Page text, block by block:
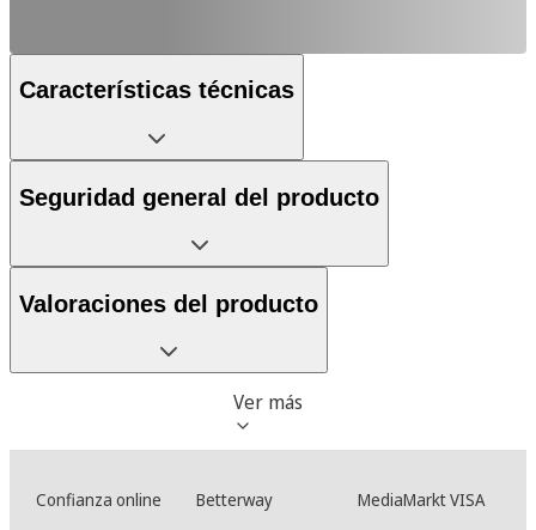
Características técnicas
Seguridad general del producto
Valoraciones del producto
Ver más
Confianza online Betterway MediaMarkt VISA